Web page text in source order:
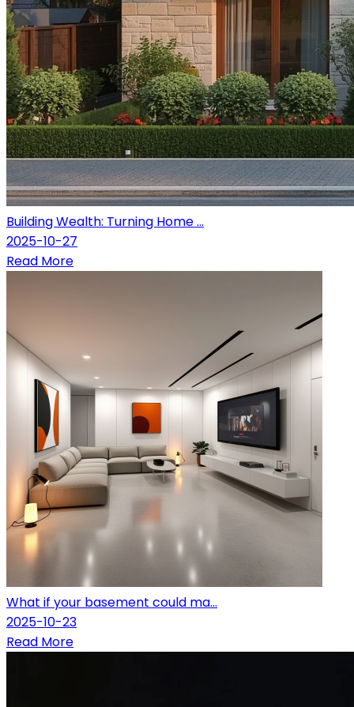
Building Wealth: Turning Home ...
2025-10-27
Read More
What if your basement could ma...
2025-10-23
Read More